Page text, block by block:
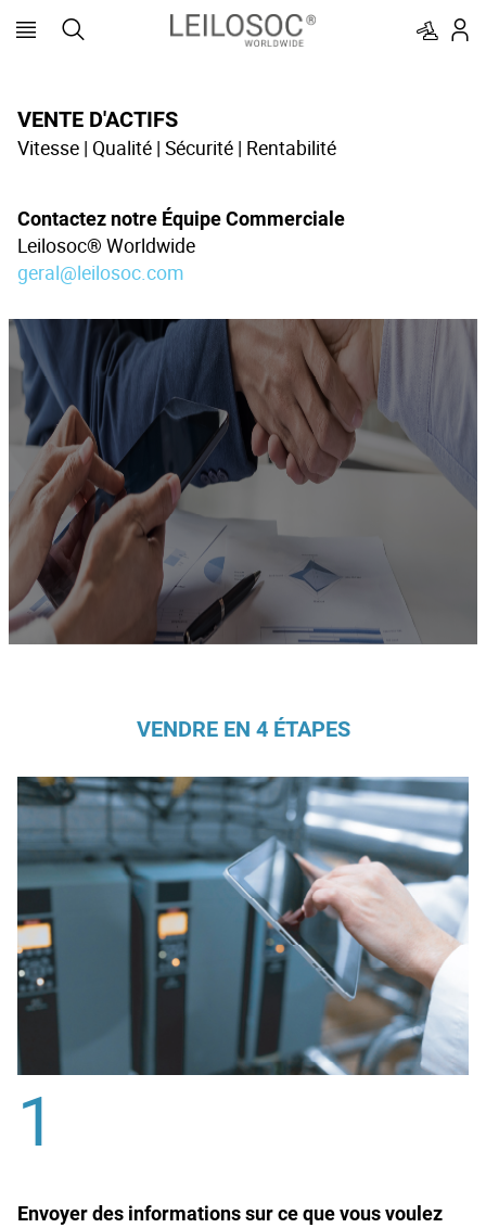
VENTE D'ACTIFS
Vitesse | Qualité | Sécurité | Rentabilité
Contactez notre Équipe Commerciale
Leilosoc® Worldwide
geral@leilosoc.com
VENDRE EN 4 ÉTAPES
1
Envoyer des informations sur ce que vous voulez